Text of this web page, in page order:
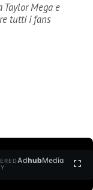
Mega e
tutti i fans
AdhubMedia